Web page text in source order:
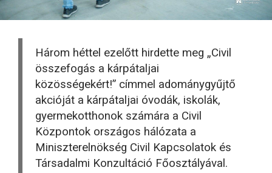
Három héttel ezelőtt hirdette meg „Civil
összefogás a kárpátaljai
közösségekért!” címmel adománygyűjtő
akcióját a kárpátaljai óvodák, iskolák,
gyermekotthonok számára a Civil
Központok országos hálózata a
Miniszterelnökség Civil Kapcsolatok és
Társadalmi Konzultáció Főosztályával.